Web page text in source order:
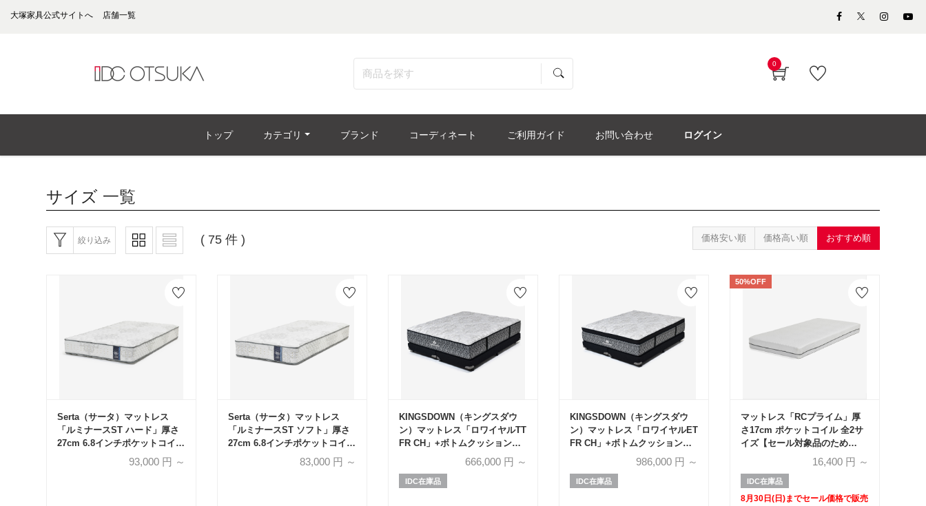
大塚家具公式サイトへ 店舗一覧
0
トップ カテゴリ ブランド コーディネート ご利用ガイド お問い合わせ ログイン
サイズ 一覧
絞り込み ( 75 件 ) 価格安い順 価格高い順 おすすめ順
Serta（サータ）マットレス
「ルミナースST ハード」厚さ
27cm 6.8インチポケットコイル
93,000円 ～
Serta（サータ）マットレス
「ルミナースST ソフト」厚さ
27cm 6.8インチポケットコイル
83,000円 ～
KINGSDOWN（キングスダウ
ン）マットレス「ロワイヤルTT
FR CH」+ボトムクッション
「ザ・レガリアV FR PO CH ハ
イ」ポケットコイル 全6サイズ
【マットレス+ボトムのセッ
666,000 円 ～
IDC在庫品
KINGSDOWN（キングスダウ
ン）マットレス「ロワイヤルET
FR CH」+ボトムクッション
「ザ・レガリアV FR PO CH ハ
イ」ポケットコイル 全6サイズ
【マットレス+ボトムのセッ
986,000 円 ～
IDC在庫品
50%OFF
マットレス「RCプライム」厚
さ17cm ポケットコイル 全2サ
イズ【セール対象品のため
16,400 円 ～
IDC在庫品
8月30日(日)までセール価格で販売